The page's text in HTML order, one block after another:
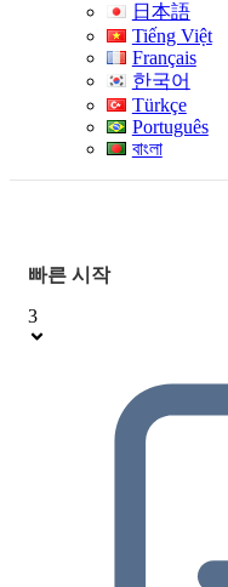
日本語
Tiếng Việt
Français
한국어
Türkçe
Português
বাংলা
빠른 시작
3